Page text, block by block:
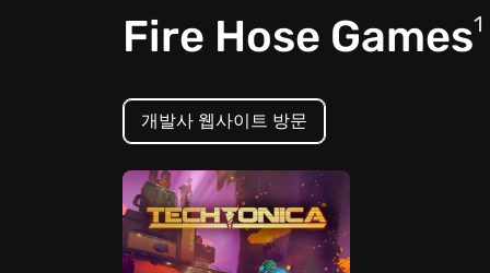
Fire Hose Games1
개발사 웹사이트 방문